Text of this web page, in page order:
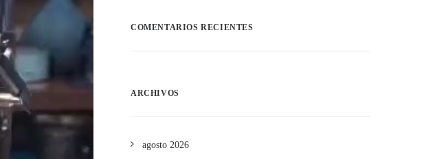
COMENTARIOS RECIENTES
ARCHIVOS
agosto 2026